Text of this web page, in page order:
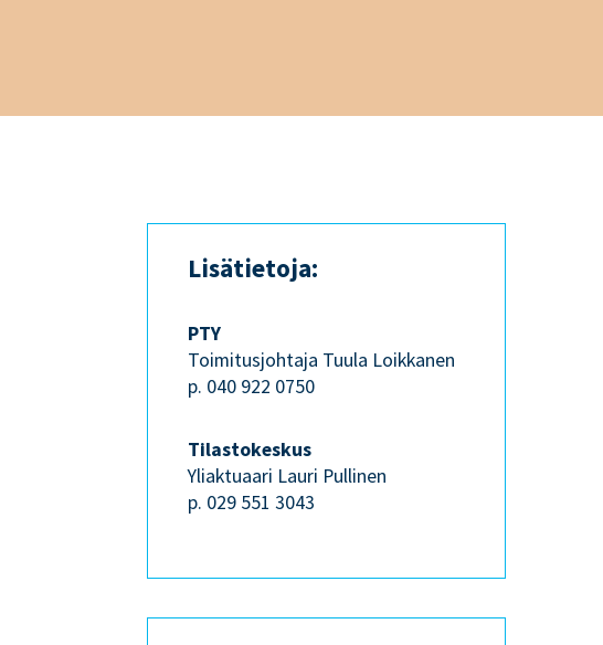
Lisätietoja:
PTY
Toimitusjohtaja Tuula Loikkanen
p. 040 922 0750
Tilastokeskus
Yliaktuaari Lauri Pullinen
p. 029 551 3043